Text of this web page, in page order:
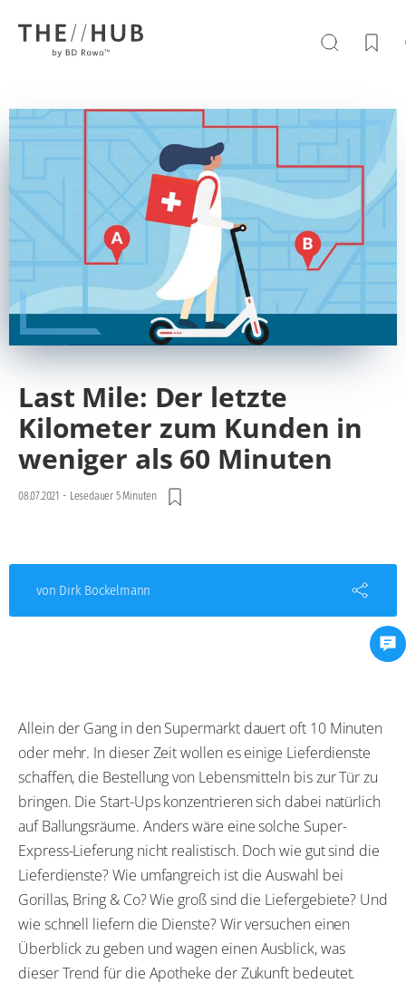
Last Mile: Der letzte
Kilometer zum Kunden in
weniger als 60 Minuten
08.07.2021 - Lesedauer 5 Minuten
von Dirk Bockelmann
Allein der Gang in den Supermarkt dauert oft 10 Minuten
oder mehr. In dieser Zeit wollen es einige Lieferdienste
schaffen, die Bestellung von Lebensmitteln bis zur Tür zu
bringen. Die Start-Ups konzentrieren sich dabei natürlich
auf Ballungsräume. Anders wäre eine solche Super-
Express-Lieferung nicht realistisch. Doch wie gut sind die
Lieferdienste? Wie umfangreich ist die Auswahl bei
Gorillas, Bring & Co? Wie groß sind die Liefergebiete? Und
wie schnell liefern die Dienste? Wir versuchen einen
Überblick zu geben und wagen einen Ausblick, was
dieser Trend für die Apotheke der Zukunft bedeutet.